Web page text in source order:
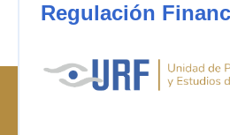
Regulación